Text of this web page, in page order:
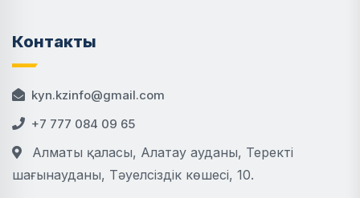
Контакты
kyn.kzinfo@gmail.com
+7 777 084 09 65
Алматы қаласы, Алатау ауданы, Теректі
шағынауданы, Тәуелсіздік көшесі, 10.